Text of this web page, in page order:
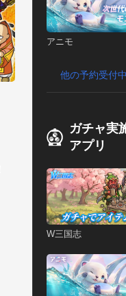
アニモ
他の予約受付
ガチャ実
アプリ
W三国志